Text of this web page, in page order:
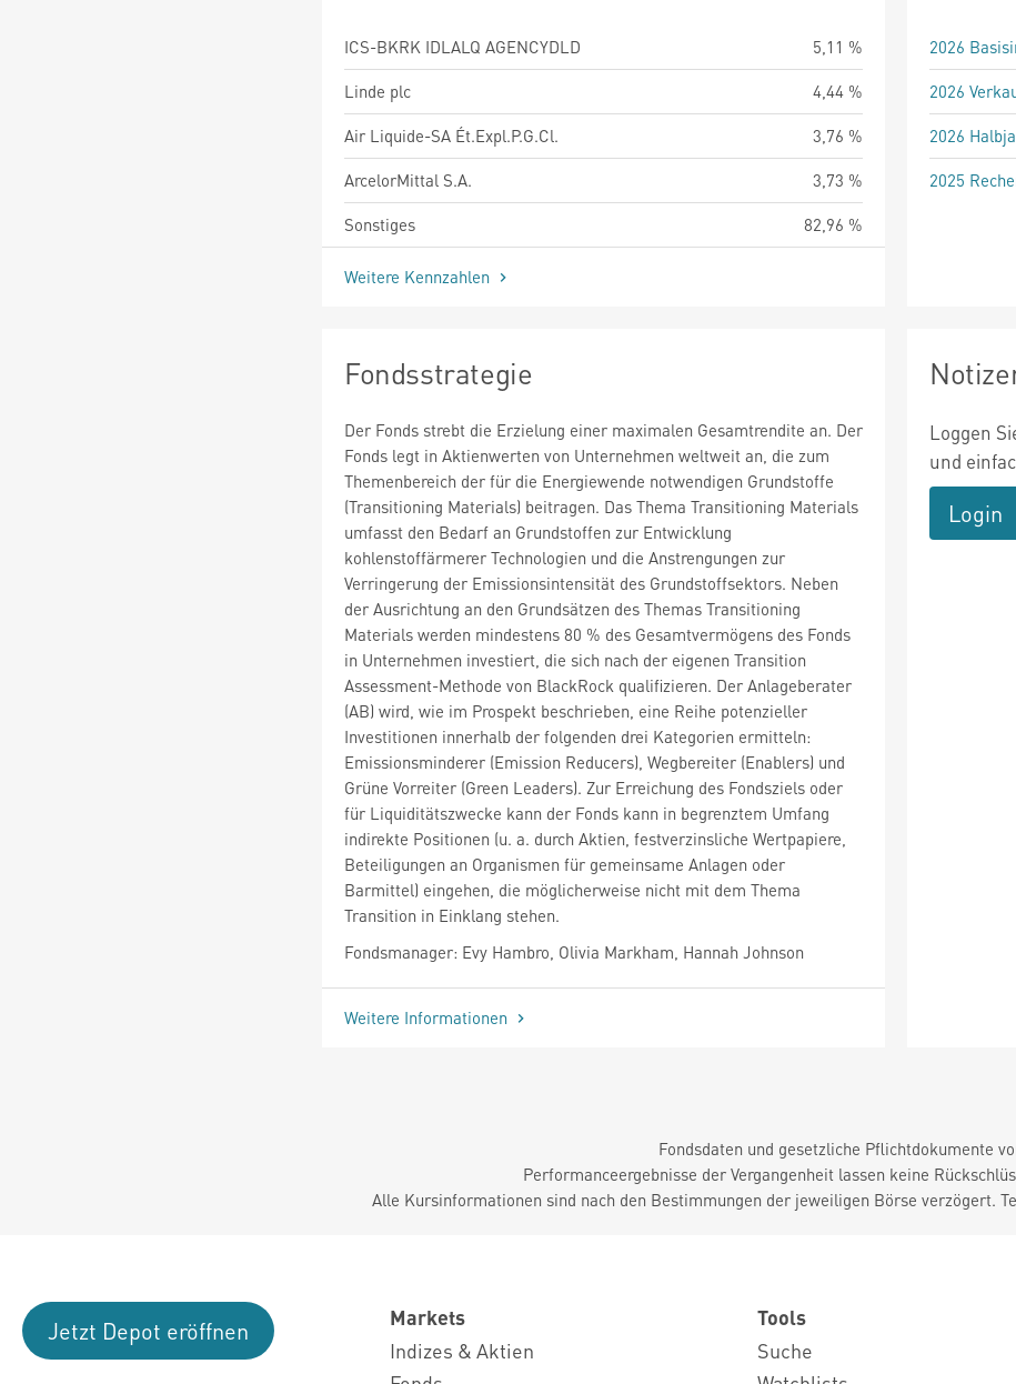
ICS-BKRK IDLALQ AGENCYDLD
5,11 %
Linde plc
4,44 %
Air Liquide-SA Ét.Expl.P.G.Cl.
3,76 %
ArcelorMittal S.A.
3,73 %
Sonstiges
82,96 %
Weitere Kennzahlen
2026
2026
2026
2025
Fondsstrategie
Der Fonds strebt die Erzielung einer maximalen Gesamtrendite an. Der
Fonds legt in Aktienwerten von Unternehmen weltweit an, die zum
Themenbereich der für die Energiewende notwendigen Grundstoffe
(Transitioning Materials) beitragen. Das Thema Transitioning Materials
umfasst den Bedarf an Grundstoffen zur Entwicklung
kohlenstoffärmerer Technologien und die Anstrengungen zur
Verringerung der Emissionsintensität des Grundstoffsektors. Neben
der Ausrichtung an den Grundsätzen des Themas Transitioning
Materials werden mindestens 80 % des Gesamtvermögens des Fonds
in Unternehmen investiert, die sich nach der eigenen Transition
Assessment-Methode von BlackRock qualifizieren. Der Anlageberater
(AB) wird, wie im Prospekt beschrieben, eine Reihe potenzieller
Investitionen innerhalb der folgenden drei Kategorien ermitteln:
Emissionsminderer (Emission Reducers), Wegbereiter (Enablers) und
Grüne Vorreiter (Green Leaders). Zur Erreichung des Fondsziels oder
für Liquiditätszwecke kann der Fonds kann in begrenztem Umfang
indirekte Positionen (u. a. durch Aktien, festverzinsliche Wertpapiere,
Beteiligungen an Organismen für gemeinsame Anlagen oder
Barmittel) eingehen, die möglicherweise nicht mit dem Thema
Transition in Einklang stehen.
Fondsmanager: Evy Hambro, Olivia Markham, Hannah Johnson
Weitere Informationen
Loggen
und
Login
Fondsdaten und gesetzliche Pflichtdokumente
Performanceergebnisse der Vergangenheit lassen keine
Alle Kursinformationen sind nach den Bestimmungen der jeweiligen Börse verzögert.
Jetzt Depot eröffnen
Markets
Indizes & Aktien
Tools
Suche